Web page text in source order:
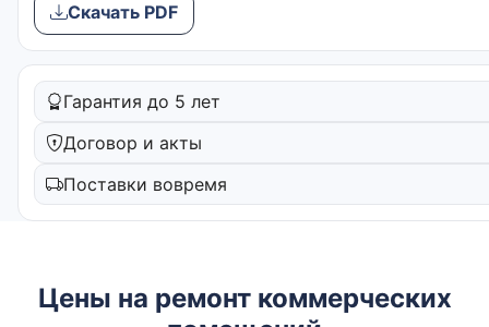
Скачать PDF
Гарантия до 5 лет
Договор и акты
Поставки вовремя
Цены на ремонт коммерческих